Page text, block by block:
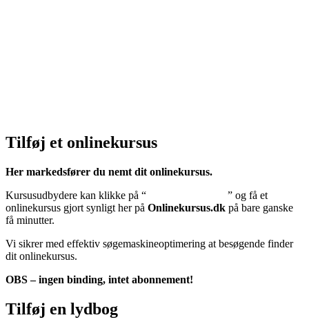
Tilføj et onlinekursus
Her markedsfører du nemt dit onlinekursus.
Kursusudbydere kan klikke på “
” og få et
onlinekursus gjort synligt her på Onlinekursus.dk på bare ganske
få minutter.
Vi sikrer med effektiv søgemaskineoptimering at besøgende finder
dit onlinekursus.
OBS – ingen binding, intet abonnement!
Tilføj en lydbog